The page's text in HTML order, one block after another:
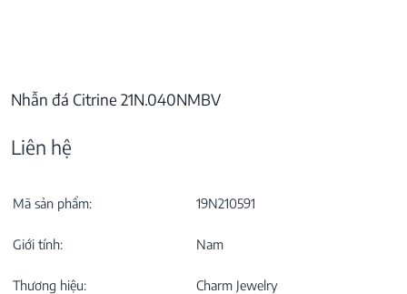
Nhẫn đá Citrine 21N.040NMBV
Liên hệ
Mã sản phẩm: 19N210591
Giới tính: Nam
Thương hiệu: Charm Jewelry